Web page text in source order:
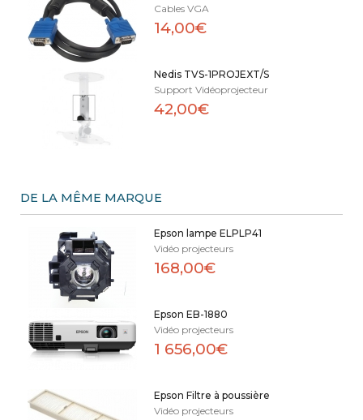
Cables VGA
14,00€
Nedis TVS-1PROJEXT/S
Support Vidéoprojecteur
42,00€
DE LA MÊME MARQUE
Epson lampe ELPLP41
Vidéo projecteurs
168,00€
Epson EB-1880
Vidéo projecteurs
1 656,00€
Epson Filtre à poussière
Vidéo projecteurs